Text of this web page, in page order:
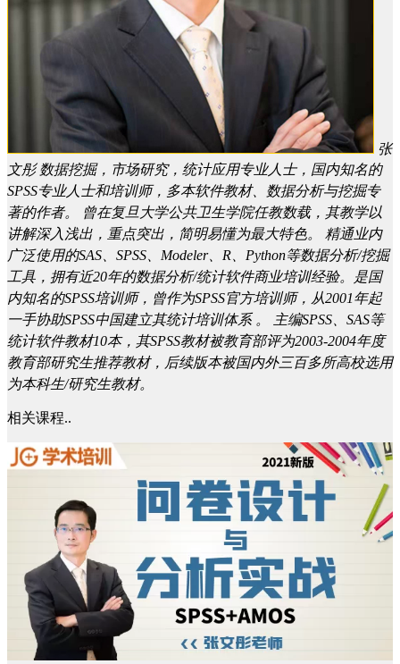
张
文彤 数据挖掘，市场研究，统计应用专业人士，国内知名的
SPSS专业人士和培训师，多本软件教材、数据分析与挖掘专
著的作者。 曾在复旦大学公共卫生学院任教数载，其教学以
讲解深入浅出，重点突出，简明易懂为最大特色。 精通业内
广泛使用的SAS、SPSS、Modeler、R、Python等数据分析/挖掘
工具，拥有近20年的数据分析/统计软件商业培训经验。是国
内知名的SPSS培训师，曾作为SPSS官方培训师，从2001年起
一手协助SPSS中国建立其统计培训体系 。 主编SPSS、SAS等
统计软件教材10本，其SPSS教材被教育部评为2003-2004年度
教育部研究生推荐教材，后续版本被国内外三百多所高校选用
为本科生/研究生教材。
相关课程..